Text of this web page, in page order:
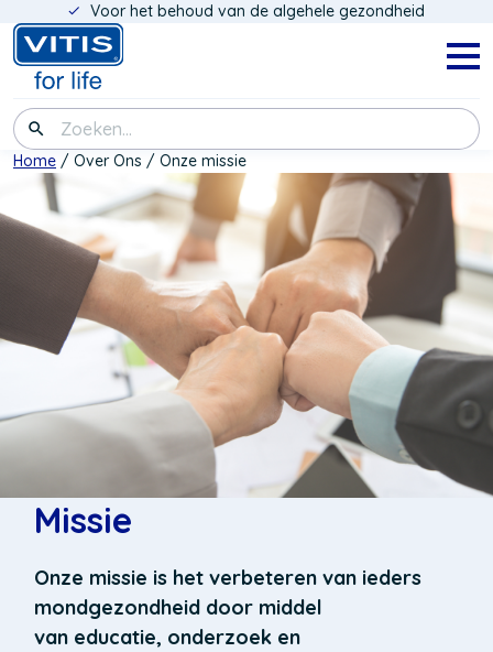
Overslaan
naar
inhoud
gaan
Zoeken
Voor het behoud van de algehele gezondheid
Kruimelpad
Home Over Ons Onze missie
Missie
Onze missie is het verbeteren van ieders
mondgezondheid door middel
van educatie, onderzoek en